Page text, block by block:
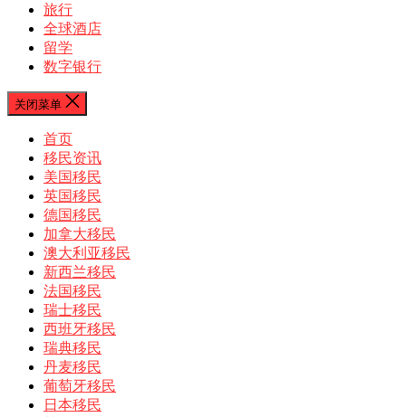
旅行
全球酒店
留学
数字银行
关闭菜单
首页
移民资讯
美国移民
英国移民
德国移民
加拿大移民
澳大利亚移民
新西兰移民
法国移民
瑞士移民
西班牙移民
瑞典移民
丹麦移民
葡萄牙移民
日本移民